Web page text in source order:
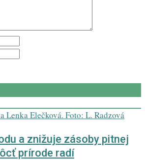
a znižuje zásoby pitnej
prírode radí